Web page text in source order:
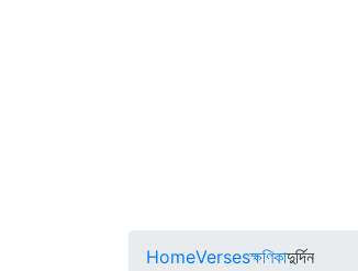
HomeVersesক্ষণিকাদুর্দিন